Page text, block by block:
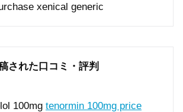
xenical generic
された口コミ・評判
100mg tenormin 100mg price